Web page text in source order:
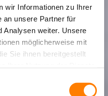
wir Informationen zu Ihrer
an unsere Partner für
Analysen weiter. Unsere
möglicherweise mit
Sie ihnen bereitgestellt